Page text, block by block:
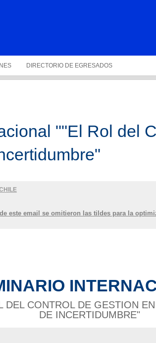
DIRECTORIO DE EGRESADOS
""El Rol del
este email se omitieron las tildes para la
DEL CONTROL DE GESTION
DE INCERTIDUMBRE"